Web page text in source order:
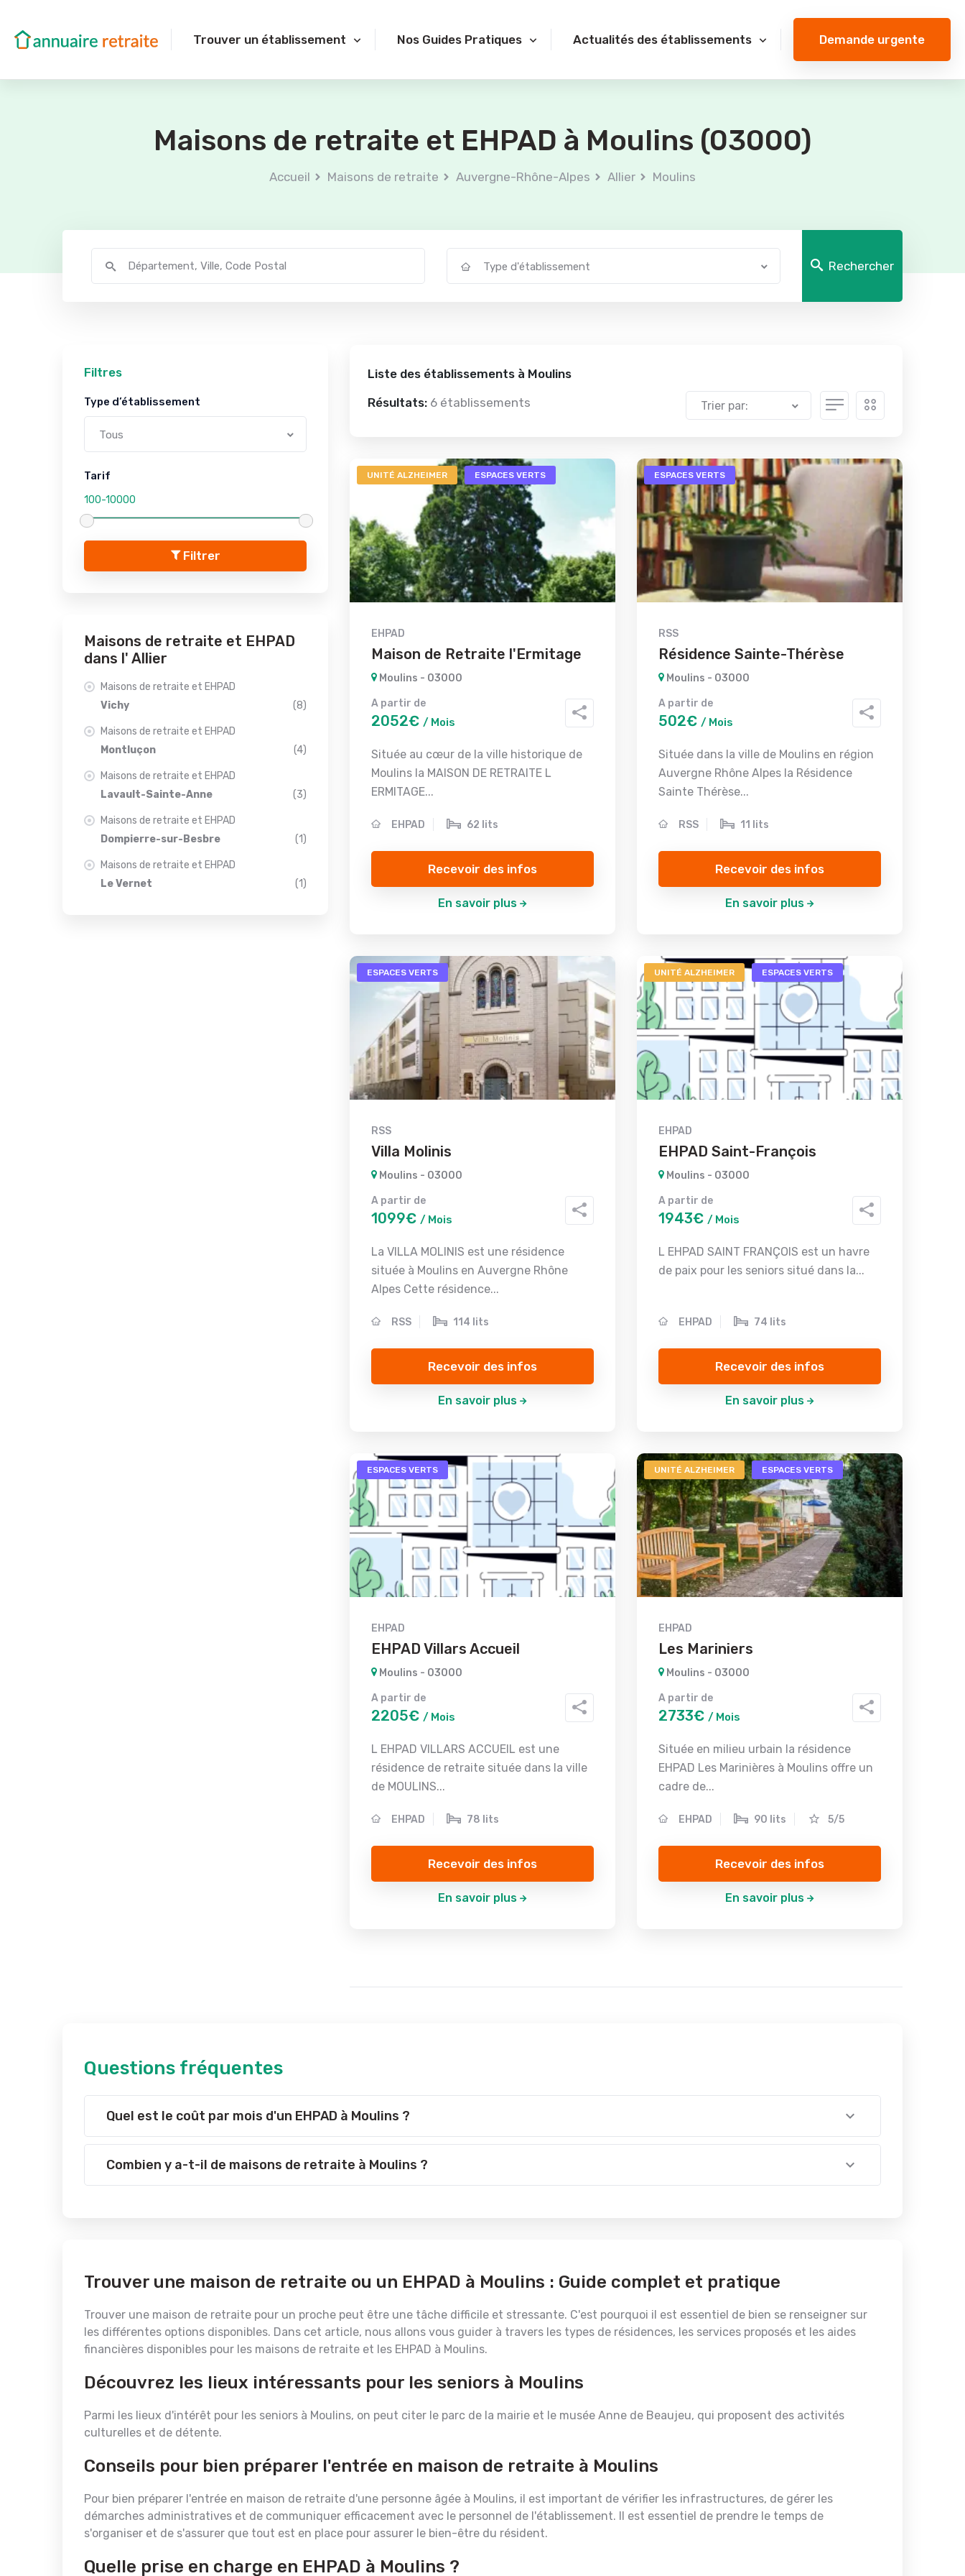
Trouver un établissement Nos Guides Pratiques Actualités des établissements Demande urgente
Maisons de retraite et EHPAD à Moulins (03000)
Accueil Maisons de retraite Auvergne-Rhône-Alpes Allier Moulins
Type d'établissement Rechercher
Liste des établissements à Moulins
Résultats: 6 établissements Trier par:
UNITÉ ALZHEIMER ESPACES VERTS
EHPAD
Maison de Retraite l'Ermitage
Moulins - 03000
A partir de
2052€ / Mois
Située au cœur de la ville historique de
Moulins la MAISON DE RETRAITE L
ERMITAGE...
EHPAD 62 lits
Recevoir des infos
En savoir plus
ESPACES VERTS
RSS
Résidence Sainte-Thérèse
Moulins - 03000
A partir de
502€ / Mois
Située dans la ville de Moulins en région
Auvergne Rhône Alpes la Résidence
Sainte Thérèse...
RSS 11 lits
Recevoir des infos
En savoir plus
ESPACES VERTS
RSS
Villa Molinis
Moulins - 03000
A partir de
1099€ / Mois
La VILLA MOLINIS est une résidence
située à Moulins en Auvergne Rhône
Alpes Cette résidence...
RSS 114 lits
Recevoir des infos
En savoir plus
UNITÉ ALZHEIMER ESPACES VERTS
EHPAD
EHPAD Saint-François
Moulins - 03000
A partir de
1943€ / Mois
L EHPAD SAINT FRANÇOIS est un havre
de paix pour les seniors situé dans la...
EHPAD 74 lits
Recevoir des infos
En savoir plus
ESPACES VERTS
EHPAD
EHPAD Villars Accueil
Moulins - 03000
A partir de
2205€ / Mois
L EHPAD VILLARS ACCUEIL est une
résidence de retraite située dans la ville
de MOULINS...
EHPAD 78 lits
Recevoir des infos
En savoir plus
UNITÉ ALZHEIMER ESPACES VERTS
EHPAD
Les Mariniers
Moulins - 03000
A partir de
2733€ / Mois
Située en milieu urbain la résidence
EHPAD Les Marinières à Moulins offre un
cadre de...
EHPAD 90 lits 5/5
Recevoir des infos
En savoir plus
Filtres
Type d’établissement
Tous
Tarif
Filtrer
Maisons de retraite et EHPAD
dans l' Allier
Maisons de retraite et EHPAD
Vichy
(8)
Maisons de retraite et EHPAD
Montluçon
(4)
Maisons de retraite et EHPAD
Lavault-Sainte-Anne
(3)
Maisons de retraite et EHPAD
Dompierre-sur-Besbre
(1)
Maisons de retraite et EHPAD
Le Vernet
(1)
Questions fréquentes
Quel est le coût par mois d'un EHPAD à Moulins ?
Combien y a-t-il de maisons de retraite à Moulins ?
Trouver une maison de retraite ou un EHPAD à Moulins : Guide complet et pratique
Trouver une maison de retraite pour un proche peut être une tâche difficile et stressante. C'est pourquoi il est essentiel de bien se renseigner sur
les différentes options disponibles. Dans cet article, nous allons vous guider à travers les types de résidences, les services proposés et les aides
financières disponibles pour les maisons de retraite et les EHPAD à Moulins.
Découvrez les lieux intéressants pour les seniors à Moulins
Parmi les lieux d'intérêt pour les seniors à Moulins, on peut citer le parc de la mairie et le musée Anne de Beaujeu, qui proposent des activités
culturelles et de détente.
Conseils pour bien préparer l'entrée en maison de retraite à Moulins
Pour bien préparer l'entrée en maison de retraite d'une personne âgée à Moulins, il est important de vérifier les infrastructures, de gérer les
démarches administratives et de communiquer efficacement avec le personnel de l'établissement. Il est essentiel de prendre le temps de
s'organiser et de s'assurer que tout est en place pour assurer le bien-être du résident.
Quelle prise en charge en EHPAD à Moulins ?